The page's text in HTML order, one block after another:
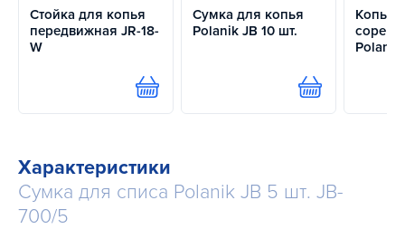
Стойка для копья
передвижная JR-18-
W
Купити
Сумка для копья
Polanik JB 10 шт.
Купити
Копье
Polanik
Характеристики
Сумка для списа Polanik JB 5 шт. JB-
700/5